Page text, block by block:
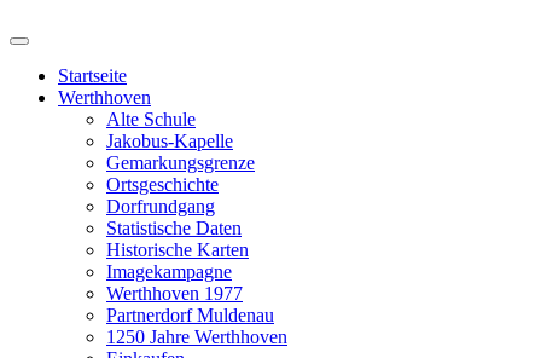
Startseite
Werthhoven
Alte Schule
Jakobus-Kapelle
Gemarkungsgrenze
Ortsgeschichte
Dorfrundgang
Statistische Daten
Historische Karten
Imagekampagne
Werthhoven 1977
Partnerdorf Muldenau
1250 Jahre Werthhoven